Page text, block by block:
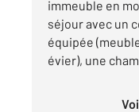
immeuble en
séjour avec un
équipée
évier), une